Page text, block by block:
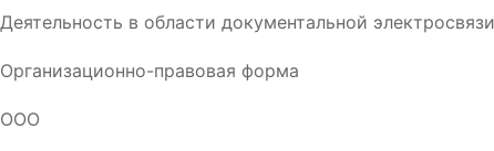
Деятельность в области документальной электросвязи
Организационно-правовая форма
ООО